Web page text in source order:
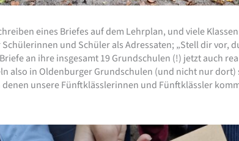
eines Briefes auf dem Lehrplan, und viele
und Schüler als Adressaten; „Stell dir vor,
an ihre insgesamt 19 Grundschulen (!) jetzt auch
also in Oldenburger Grundschulen (und nicht nur dort)
unsere Fünftklässlerinnen und Fünftklässler